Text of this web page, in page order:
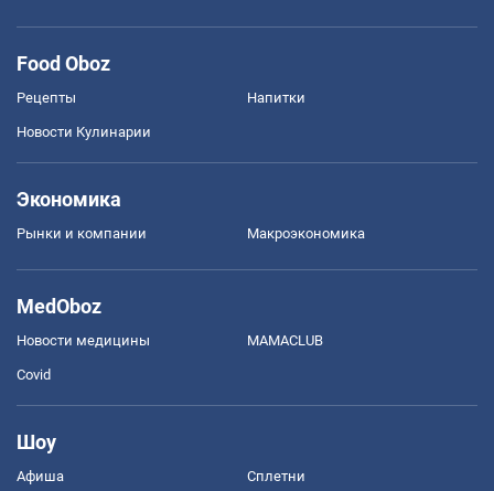
Food Oboz
Рецепты Напитки
Новости Кулинарии
Экономика
Рынки и компании Mакроэкономика
MedOboz
Новости медицины MAMACLUB
Covid
Шоу
Афиша Сплетни